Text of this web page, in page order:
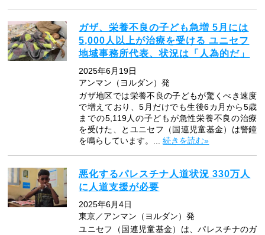
ガザ、栄養不良の子ども急増 5月には
5,000人以上が治療を受ける ユニセフ
地域事務所代表、状況は「人為的だ」
2025年6月19日
アンマン（ヨルダン）発
ガザ地区では栄養不良の子どもが驚くべき速度
で増えており、5月だけでも生後6カ月から5歳
までの5,119人の子どもが急性栄養不良の治療
を受けた、とユニセフ（国連児童基金）は警鐘
を鳴らしています。...続きを読む»
悪化するパレスチナ人道状況 330万人
に人道支援が必要
2025年6月4日
東京／アンマン（ヨルダン）発
ユニセフ（国連児童基金）は、パレスチナのガ